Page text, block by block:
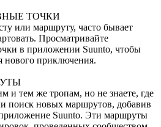
ТОЧКИ
или маршруту, часто бывает
Просматривайте
в приложении Suunto, чтобы
нового приключения.
и тем же тропам, но не знаете, где
поиск новых маршрутов, добавив
Suunto. Эти маршруты